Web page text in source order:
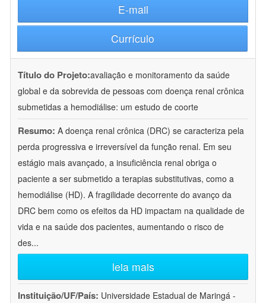
E-mail
Currículo
Título do Projeto:avaliação e monitoramento da saúde
global e da sobrevida de pessoas com doença renal crônica
submetidas a hemodiálise: um estudo de coorte
Resumo: A doença renal crônica (DRC) se caracteriza pela
perda progressiva e irreversível da função renal. Em seu
estágio mais avançado, a insuficiência renal obriga o
paciente a ser submetido a terapias substitutivas, como a
hemodiálise (HD). A fragilidade decorrente do avanço da
DRC bem como os efeitos da HD impactam na qualidade de
vida e na saúde dos pacientes, aumentando o risco de
des...
leia mais
Instituição/UF/País: Universidade Estadual de Maringá -